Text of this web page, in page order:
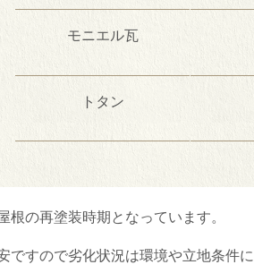
モニエル瓦
トタン
根の再塗装時期となっています。
ですので劣化状況は環境や立地条件